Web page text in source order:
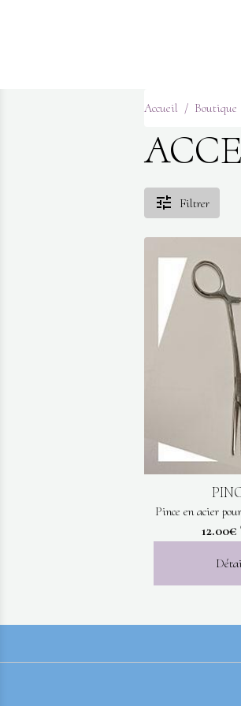
Accueil Boutique
Filtrer
Pince en acier
12.00€